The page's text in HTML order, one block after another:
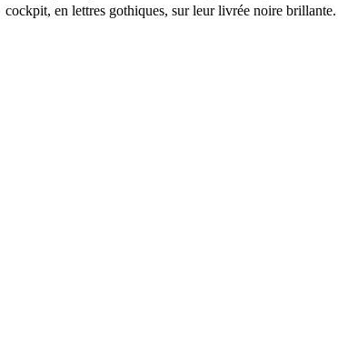
cockpit, en lettres gothiques, sur leur livrée noire brillante.